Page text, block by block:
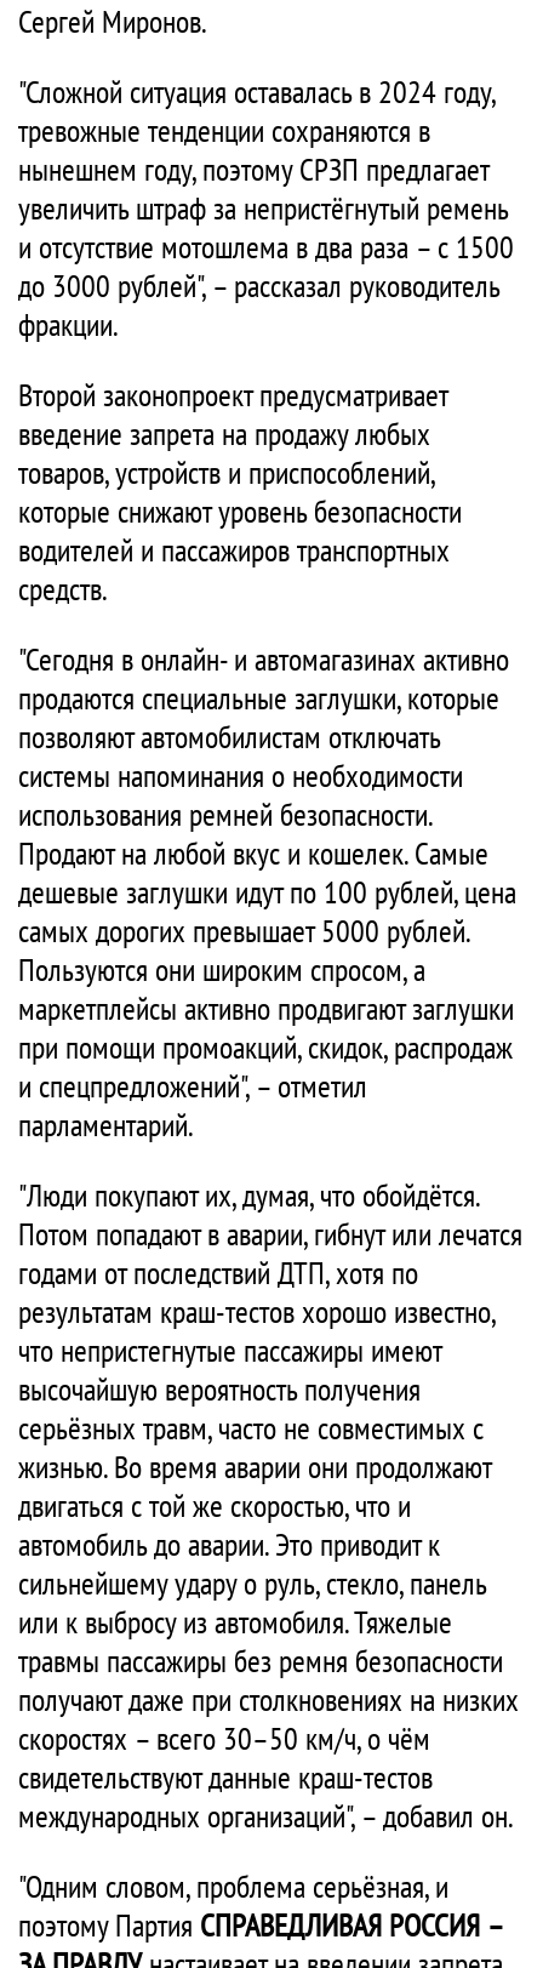
Сергей Миронов.
"Сложной ситуация оставалась в 2024 году,
тревожные тенденции сохраняются в
нынешнем году, поэтому СРЗП предлагает
увеличить штраф за непристёгнутый ремень
и отсутствие мотошлема в два раза – с 1500
до 3000 рублей", – рассказал руководитель
фракции.
Второй законопроект предусматривает
введение запрета на продажу любых
товаров, устройств и приспособлений,
которые снижают уровень безопасности
водителей и пассажиров транспортных
средств.
"Сегодня в онлайн- и автомагазинах активно
продаются специальные заглушки, которые
позволяют автомобилистам отключать
системы напоминания о необходимости
использования ремней безопасности.
Продают на любой вкус и кошелек. Самые
дешевые заглушки идут по 100 рублей, цена
самых дорогих превышает 5000 рублей.
Пользуются они широким спросом, а
маркетплейсы активно продвигают заглушки
при помощи промоакций, скидок, распродаж
и спецпредложений", – отметил
парламентарий.
"Люди покупают их, думая, что обойдётся.
Потом попадают в аварии, гибнут или лечатся
годами от последствий ДТП, хотя по
результатам краш-тестов хорошо известно,
что непристегнутые пассажиры имеют
высочайшую вероятность получения
серьёзных травм, часто не совместимых с
жизнью. Во время аварии они продолжают
двигаться с той же скоростью, что и
автомобиль до аварии. Это приводит к
сильнейшему удару о руль, стекло, панель
или к выбросу из автомобиля. Тяжелые
травмы пассажиры без ремня безопасности
получают даже при столкновениях на низких
скоростях – всего 30–50 км/ч, о чём
свидетельствуют данные краш-тестов
международных организаций", – добавил он.
"Одним словом, проблема серьёзная, и
поэтому Партия СПРАВЕДЛИВАЯ РОССИЯ –